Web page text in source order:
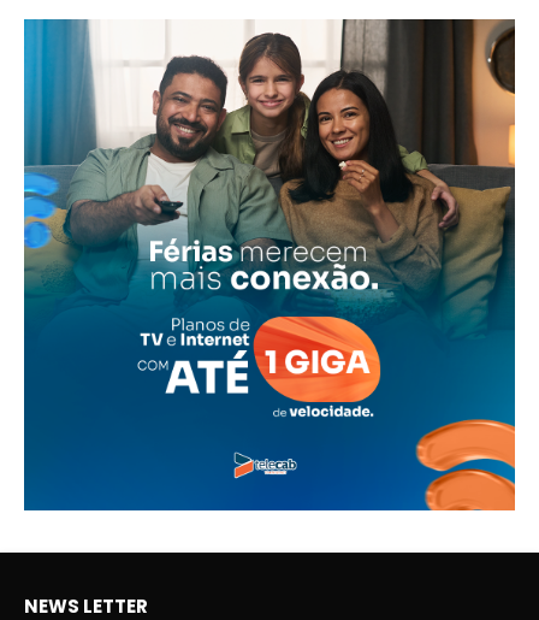
NEWS LETTER